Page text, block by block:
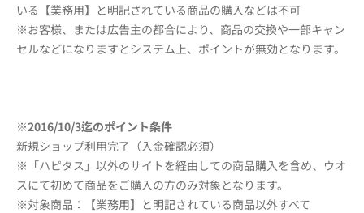
いる【業務用】と明記されている商品の購入などは不可
※お客様、または広告主の都合により、商品の交換や一部キャン
セルなどになりますとシステム上、ポイントが無効となります。
※2016/10/3迄のポイント条件
新規ショップ利用完了（入金確認必須）
※「ハピタス」以外のサイトを経由しての商品購入を含め、ウオ
スにて初めて商品をご購入の方のみ対象となります。
※対象商品：【業務用】と明記されている商品以外すべて